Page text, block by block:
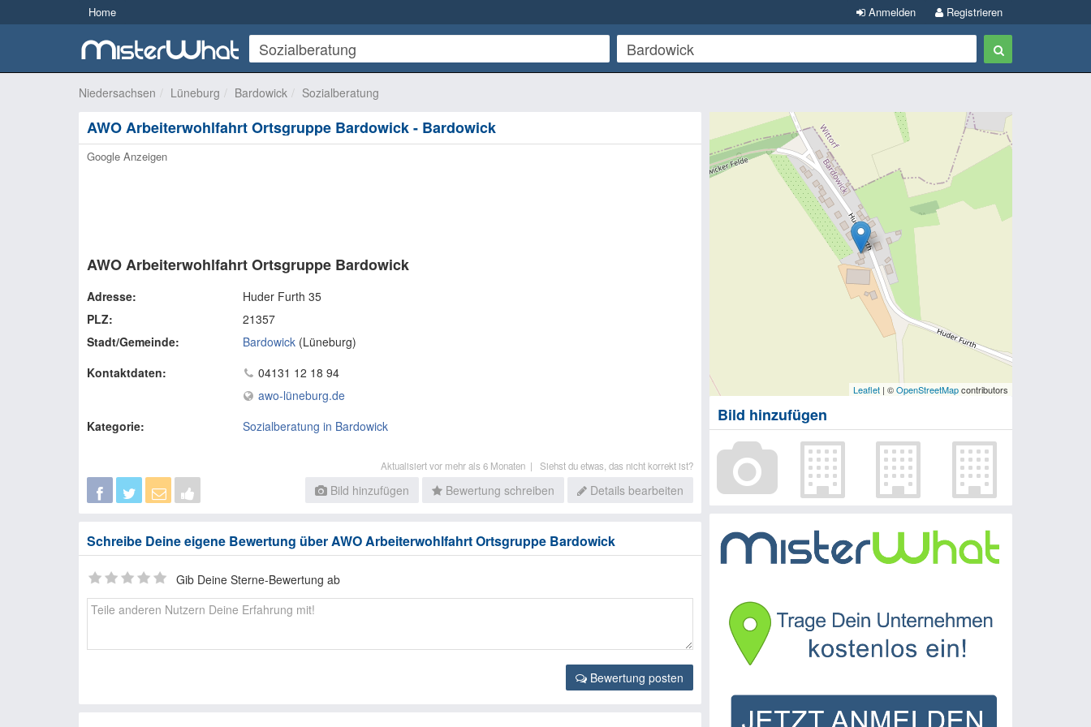
Home Registrieren
Anmelden
Niedersachsen Lüneburg Bardowick Sozialberatung
AWO Arbeiterwohlfahrt Ortsgruppe Bardowick - Bardowick
Google Anzeigen
AWO Arbeiterwohlfahrt Ortsgruppe Bardowick
Adresse:
Huder Furth 35
PLZ:
21357
Stadt/Gemeinde:
Bardowick(Lüneburg)
Kontaktdaten:
04131 12 18 94
awo-lüneburg.de
Kategorie:
Sozialberatung in Bardowick
Aktualisiert vor mehr als 6 Monaten | Siehst du etwas, das nicht korrekt ist?
Bild hinzufügen Bewertung schreiben Details bearbeiten
Schreibe Deine eigene Bewertung über AWO Arbeiterwohlfahrt Ortsgruppe Bardowick
Gib Deine Sterne-Bewertung ab
Bewertung posten
Leaflet| ©OpenStreetMapcontributors
Bild hinzufügen